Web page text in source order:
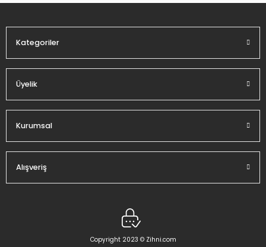
Kategoriler
Üyelik
Kurumsal
Alışveriş
Copyright 2023 © Zihni.com